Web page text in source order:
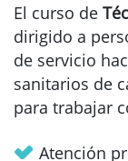
El curso de
dirigido a
de servicio
sanitarios de
para trabajar
Atención